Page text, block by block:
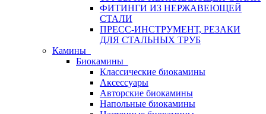
ФИТИНГИ ИЗ НЕРЖАВЕЮЩЕЙ
СТАЛИ
ПРЕСС-ИНСТРУМЕНТ, РЕЗАКИ
ДЛЯ СТАЛЬНЫХ ТРУБ
Камины
Биокамины
Классические биокамины
Аксессуары
Авторские биокамины
Напольные биокамины